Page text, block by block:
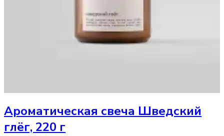
Ароматическая свеча Шведский
глёг, 220 г